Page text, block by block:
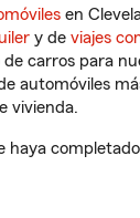
en
y de viajes
carros para
automóviles
vivienda.